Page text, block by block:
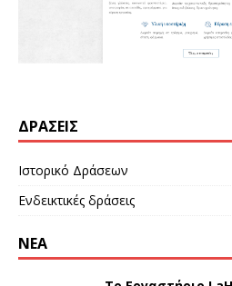
ΔΡΆΣΕΙΣ
Ιστορικό Δράσεων
Ενδεικτικές δράσεις
ΝΕΑ